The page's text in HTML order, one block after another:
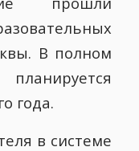
В полном
года.
в системе